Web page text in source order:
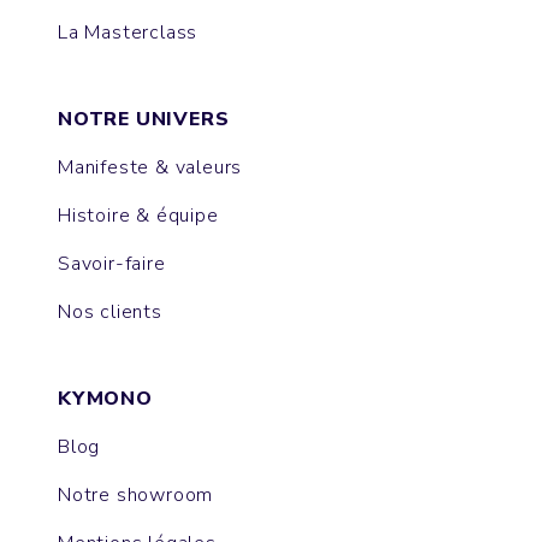
La Masterclass
NOTRE UNIVERS
Manifeste & valeurs
Histoire & équipe
Savoir-faire
Nos clients
KYMONO
Blog
Notre showroom